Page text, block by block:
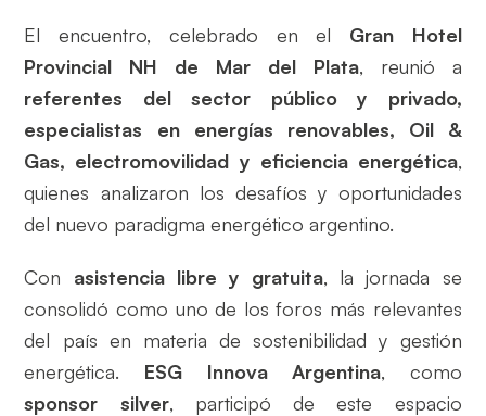
El encuentro, celebrado en el Gran Hotel
Provincial NH de Mar del Plata, reunió a
referentes del sector público y privado,
especialistas en energías renovables, Oil &
Gas, electromovilidad y eficiencia energética,
quienes analizaron los desafíos y oportunidades
del nuevo paradigma energético argentino.
Con asistencia libre y gratuita, la jornada se
consolidó como uno de los foros más relevantes
del país en materia de sostenibilidad y gestión
energética. ESG Innova Argentina, como
sponsor silver, participó de este espacio